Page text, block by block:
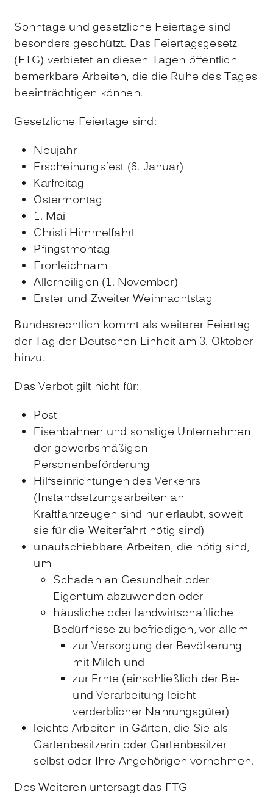
Sonntage und gesetzliche Feiertage sind
besonders geschützt. Das Feiertagsgesetz
(FTG) verbietet an diesen Tagen öffentlich
bemerkbare Arbeiten, die die Ruhe des Tages
beeinträchtigen können.
Gesetzliche Feiertage sind:
Neujahr
Erscheinungsfest (6. Januar)
Karfreitag
Ostermontag
1. Mai
Christi Himmelfahrt
Pfingstmontag
Fronleichnam
Allerheiligen (1. November)
Erster und Zweiter Weihnachtstag
Bundesrechtlich kommt als weiterer Feiertag
der Tag der Deutschen Einheit am 3. Oktober
hinzu.
Das Verbot gilt nicht für:
Post
Eisenbahnen und sonstige Unternehmen
der gewerbsmäßigen
Personenbeförderung
Hilfseinrichtungen des Verkehrs
(Instandsetzungsarbeiten an
Kraftfahrzeugen sind nur erlaubt, soweit
sie für die Weiterfahrt nötig sind)
unaufschiebbare Arbeiten, die nötig sind,
um
Schaden an Gesundheit oder
Eigentum abzuwenden oder
häusliche oder landwirtschaftliche
Bedürfnisse zu befriedigen, vor allem
zur Versorgung der Bevölkerung
mit Milch und
zur Ernte (einschließlich der Be-
und Verarbeitung leicht
verderblicher Nahrungsgüter)
leichte Arbeiten in Gärten, die Sie als
Gartenbesitzerin oder Gartenbesitzer
selbst oder Ihre Angehörigen vornehmen.
Des Weiteren untersagt das FTG